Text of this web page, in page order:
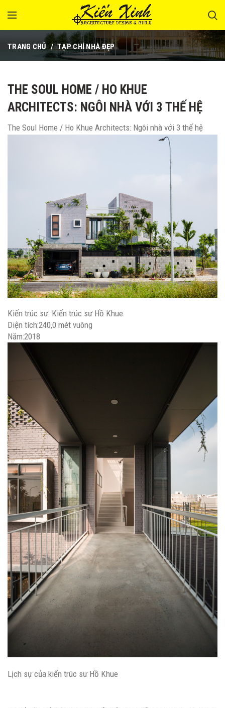
TRANG CHỦ TẠP CHÍ NHÀ ĐẸP
THE SOUL HOME / HO KHUE
ARCHITECTS: NGÔI NHÀ VỚI 3 THẾ HỆ
The Soul Home / Ho Khue Architects: Ngôi nhà với 3 thế hệ
Kiến trúc sư: Kiến trúc sư Hồ Khue
Diện tích:240,0 mét vuông
Năm:2018
Lịch sự của kiến ​​trúc sư Hồ Khue